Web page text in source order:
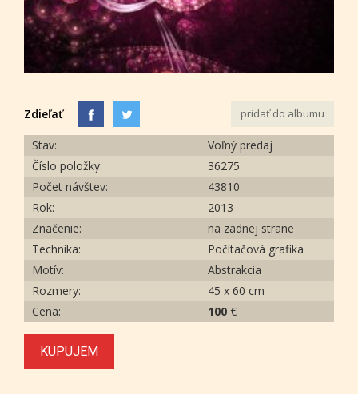
Zdieľať pridať do albumu
Stav:
Voľný predaj
Číslo položky:
36275
Počet návštev:
43810
Rok:
2013
Značenie:
na zadnej strane
Technika:
Počítačová grafika
Motív:
Abstrakcia
Rozmery:
45 x 60 cm
Cena:
100 €
KUPUJEM